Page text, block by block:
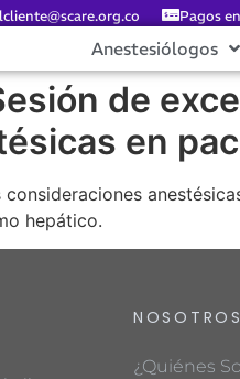
Pagos
Anestesiólogos
de
en
consideraciones
hepático.
NOSOTROS
¿Quiénes